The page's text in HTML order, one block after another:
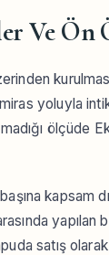
Ve Ön
yoluyla
ölçüde
kapsam
yapılan
satış